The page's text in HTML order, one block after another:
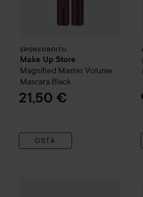
SPONSOROITU
Make Up Store
Magnified Master Volume
Mascara Black
21,50 €
OSTA